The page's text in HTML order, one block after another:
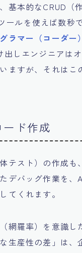
基本的なCRUD（
ルを使えば数秒
ラマー（コーダー
しエンジニアは
ますが、それは
ド作成
テスト）の作成も
デバッグ作業を
てくれます。
網羅率）を意識
生産性の差」は、